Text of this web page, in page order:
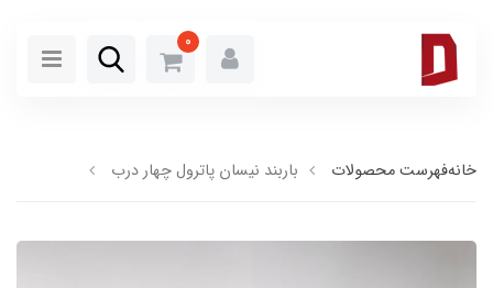
0
خانهفهرست محصولات باربند نیسان پاترول چهار درب